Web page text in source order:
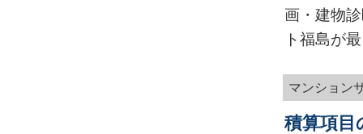
画・建物
ト福島が
マンション
積算項目